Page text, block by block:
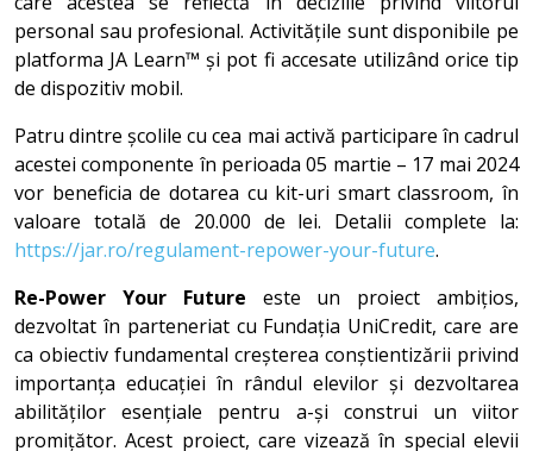
personal sau profesional. Activitățile sunt disponibile pe
platforma JA Learn™ și pot fi accesate utilizând orice tip
de dispozitiv mobil.
Patru dintre școlile cu cea mai activă participare în cadrul
acestei componente în perioada 05 martie – 17 mai 2024
vor beneficia de dotarea cu kit-uri smart classroom, în
valoare totală de 20.000 de lei. Detalii complete la:
https://jar.ro/regulament-repower-your-future.
Re-Power Your Future este un proiect ambițios,
dezvoltat în parteneriat cu Fundația UniCredit, care are
ca obiectiv fundamental creșterea conștientizării privind
importanța educației în rândul elevilor și dezvoltarea
abilităților esențiale pentru a-și construi un viitor
promițător. Acest proiect, care vizează în special elevii